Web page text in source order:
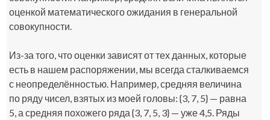
оценкой математического ожидания в генеральной
совокупности.
Из-за того, что оценки зависят от тех данных, которые
есть в нашем распоряжении, мы всегда сталкиваемся
с неопределённостью. Например, средняя величина
по ряду чисел, взятых из моей головы: {3, 7, 5} — равна
5, а средняя похожего ряда {3, 7, 5, 3} — уже 4,5. Ряды